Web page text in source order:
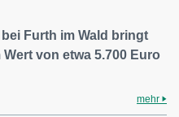
Furth im Wald bringt
von etwa 5.700 Euro
mehr